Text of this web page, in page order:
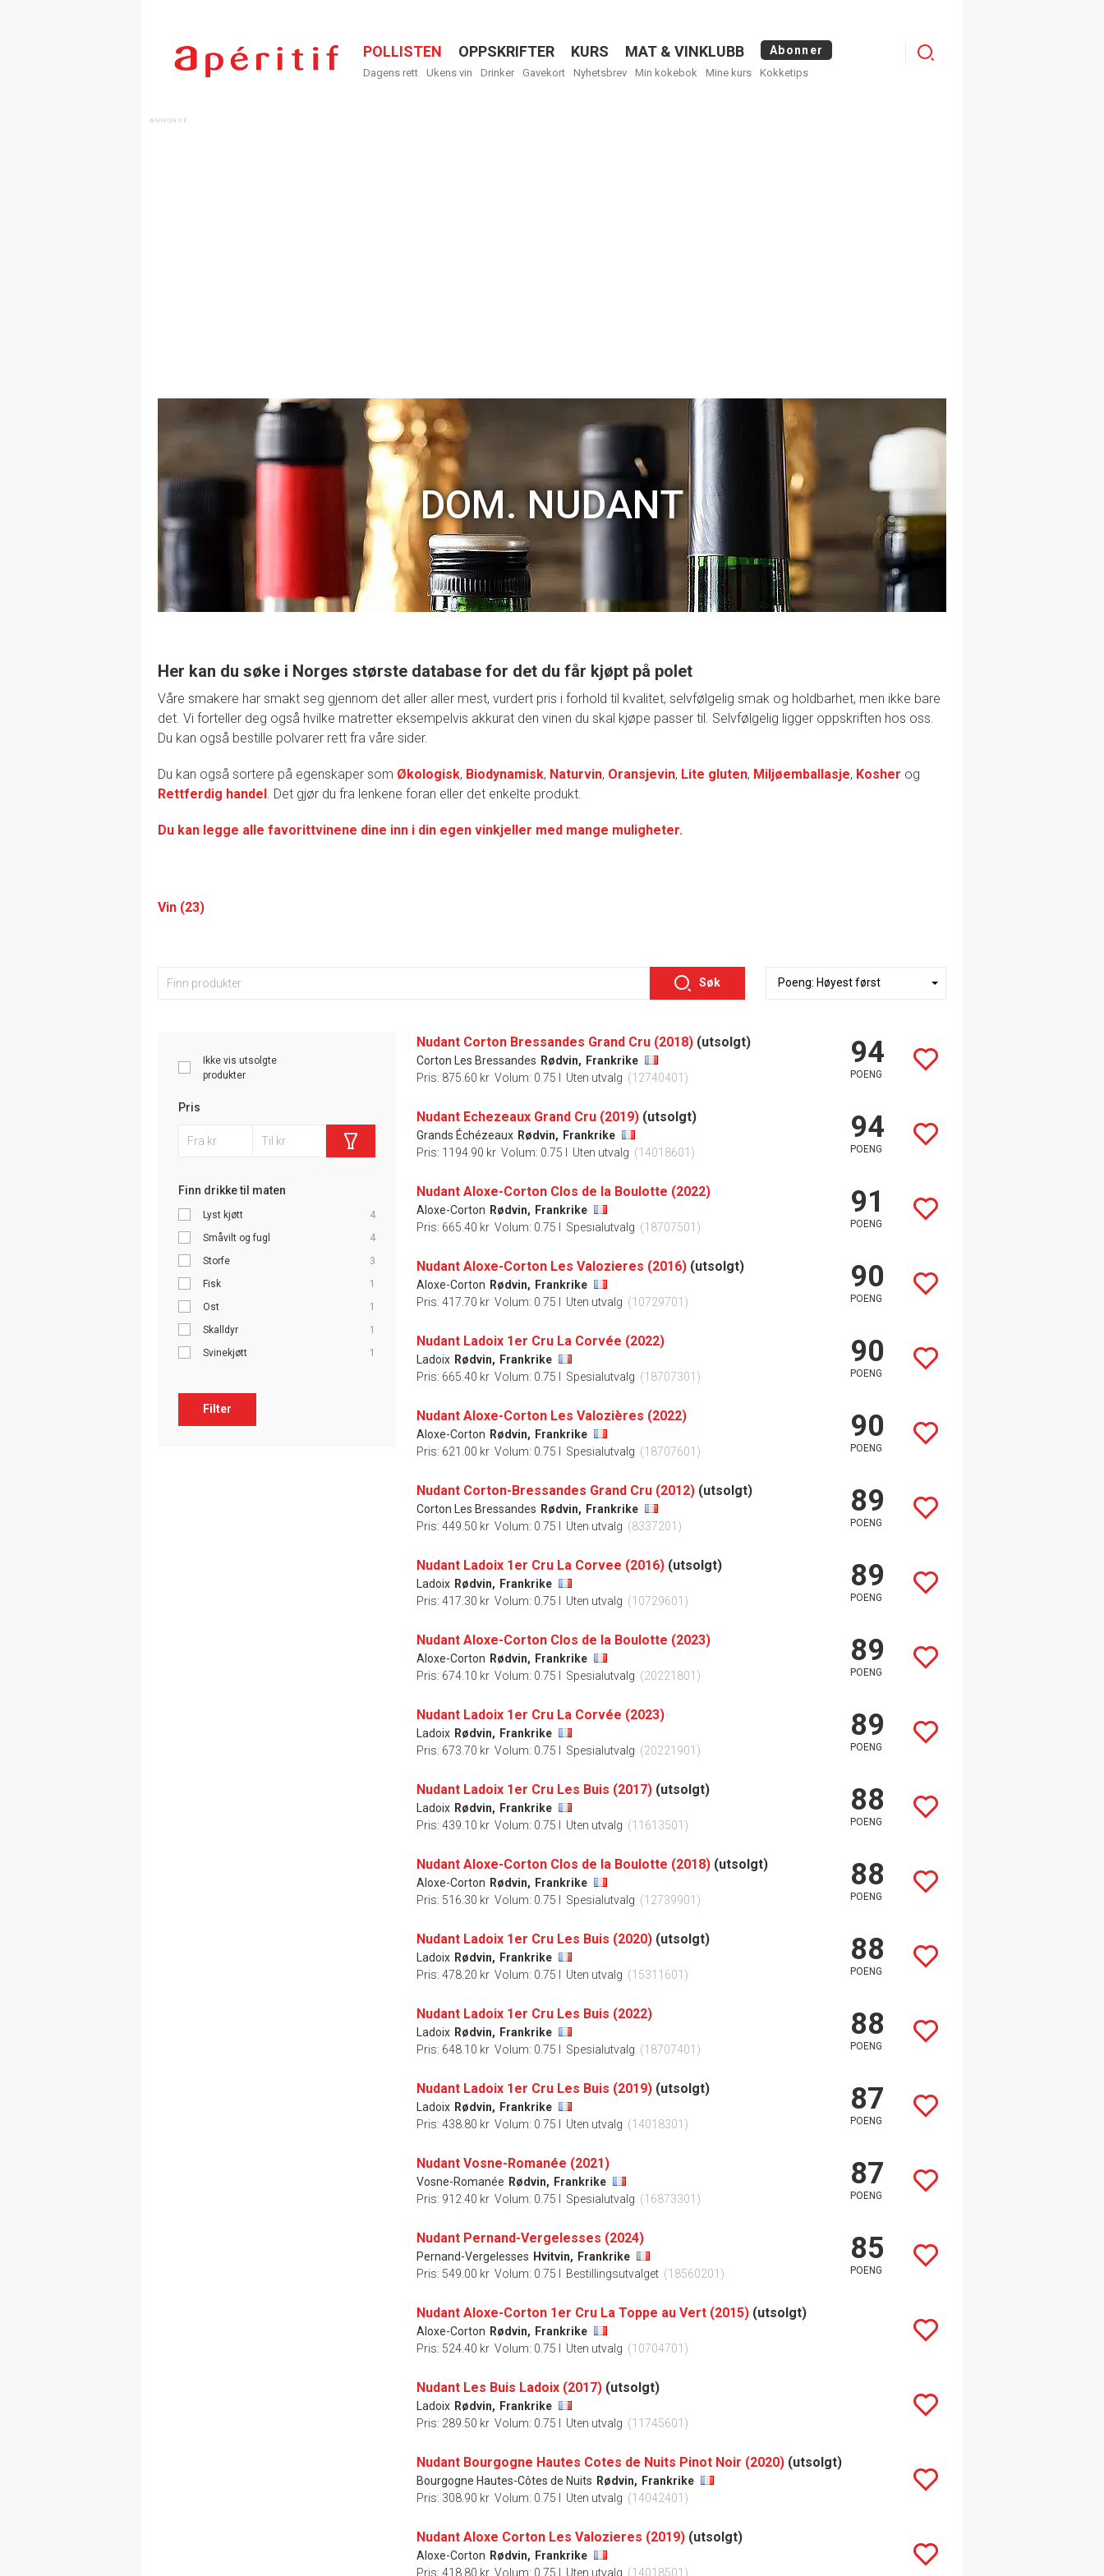
Menu
POLLISTEN OPPSKRIFTER KURS MAT & VINKLUBB Abonner
Dagens rett Ukens vin Drinker Gavekort Nyhetsbrev Min kokebok Mine kurs Kokketips
Logg
DOM. NUDANT
Her kan du søke i Norges største database for det du får kjøpt på polet
Våre smakere har smakt seg gjennom det aller aller mest, vurdert pris i forhold til kvalitet, selvfølgelig smak og holdbarhet, men ikke bare
det. Vi forteller deg også hvilke matretter eksempelvis akkurat den vinen du skal kjøpe passer til. Selvfølgelig ligger oppskriften hos oss.
Du kan også bestille polvarer rett fra våre sider.
Du kan også sortere på egenskaper som Økologisk, Biodynamisk, Naturvin, Oransjevin, Lite gluten, Miljøemballasje, Kosher og
Rettferdig handel. Det gjør du fra lenkene foran eller det enkelte produkt.
Du kan legge alle favorittvinene dine inn i din egen vinkjeller med mange muligheter.
Vin (23)
Søk
Ikke vis utsolgte
produkter
Pris
Finn drikke til maten
Lyst kjøtt
4
Småvilt og fugl
4
Storfe
3
Fisk
1
Ost
1
Skalldyr
1
Svinekjøtt
1
Filter
Nudant Corton Bressandes Grand Cru (2018) (utsolgt)
Corton Les Bressandes Rødvin, Frankrike
Pris: 875.60 kr Volum: 0.75 l Uten utvalg (12740401)
94
POENG
Nudant Echezeaux Grand Cru (2019) (utsolgt)
Grands Échézeaux Rødvin, Frankrike
Pris: 1194.90 kr Volum: 0.75 l Uten utvalg (14018601)
94
POENG
Nudant Aloxe-Corton Clos de la Boulotte (2022)
Aloxe-Corton Rødvin, Frankrike
Pris: 665.40 kr Volum: 0.75 l Spesialutvalg (18707501)
91
POENG
Nudant Aloxe-Corton Les Valozieres (2016) (utsolgt)
Aloxe-Corton Rødvin, Frankrike
Pris: 417.70 kr Volum: 0.75 l Uten utvalg (10729701)
90
POENG
Nudant Ladoix 1er Cru La Corvée (2022)
Ladoix Rødvin, Frankrike
Pris: 665.40 kr Volum: 0.75 l Spesialutvalg (18707301)
90
POENG
Nudant Aloxe-Corton Les Valozières (2022)
Aloxe-Corton Rødvin, Frankrike
Pris: 621.00 kr Volum: 0.75 l Spesialutvalg (18707601)
90
POENG
Nudant Corton-Bressandes Grand Cru (2012) (utsolgt)
Corton Les Bressandes Rødvin, Frankrike
Pris: 449.50 kr Volum: 0.75 l Uten utvalg (8337201)
89
POENG
Nudant Ladoix 1er Cru La Corvee (2016) (utsolgt)
Ladoix Rødvin, Frankrike
Pris: 417.30 kr Volum: 0.75 l Uten utvalg (10729601)
89
POENG
Nudant Aloxe-Corton Clos de la Boulotte (2023)
Aloxe-Corton Rødvin, Frankrike
Pris: 674.10 kr Volum: 0.75 l Spesialutvalg (20221801)
89
POENG
Nudant Ladoix 1er Cru La Corvée (2023)
Ladoix Rødvin, Frankrike
Pris: 673.70 kr Volum: 0.75 l Spesialutvalg (20221901)
89
POENG
Nudant Ladoix 1er Cru Les Buis (2017) (utsolgt)
Ladoix Rødvin, Frankrike
Pris: 439.10 kr Volum: 0.75 l Uten utvalg (11613501)
88
POENG
Nudant Aloxe-Corton Clos de la Boulotte (2018) (utsolgt)
Aloxe-Corton Rødvin, Frankrike
Pris: 516.30 kr Volum: 0.75 l Spesialutvalg (12739901)
88
POENG
Nudant Ladoix 1er Cru Les Buis (2020) (utsolgt)
Ladoix Rødvin, Frankrike
Pris: 478.20 kr Volum: 0.75 l Uten utvalg (15311601)
88
POENG
Nudant Ladoix 1er Cru Les Buis (2022)
Ladoix Rødvin, Frankrike
Pris: 648.10 kr Volum: 0.75 l Spesialutvalg (18707401)
88
POENG
Nudant Ladoix 1er Cru Les Buis (2019) (utsolgt)
Ladoix Rødvin, Frankrike
Pris: 438.80 kr Volum: 0.75 l Uten utvalg (14018301)
87
POENG
Nudant Vosne-Romanée (2021)
Vosne-Romanée Rødvin, Frankrike
Pris: 912.40 kr Volum: 0.75 l Spesialutvalg (16873301)
87
POENG
Nudant Pernand-Vergelesses (2024)
Pernand-Vergelesses Hvitvin, Frankrike
Pris: 549.00 kr Volum: 0.75 l Bestillingsutvalget (18560201)
85
POENG
Nudant Aloxe-Corton 1er Cru La Toppe au Vert (2015) (utsolgt)
Aloxe-Corton Rødvin, Frankrike
Pris: 524.40 kr Volum: 0.75 l Uten utvalg (10704701)
Nudant Les Buis Ladoix (2017) (utsolgt)
Ladoix Rødvin, Frankrike
Pris: 289.50 kr Volum: 0.75 l Uten utvalg (11745601)
Nudant Bourgogne Hautes Cotes de Nuits Pinot Noir (2020) (utsolgt)
Bourgogne Hautes-Côtes de Nuits Rødvin, Frankrike
Pris: 308.90 kr Volum: 0.75 l Uten utvalg (14042401)
Nudant Aloxe Corton Les Valozieres (2019) (utsolgt)
Aloxe-Corton Rødvin, Frankrike
Pris: 418.80 kr Volum: 0.75 l Uten utvalg (14018501)